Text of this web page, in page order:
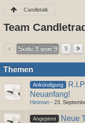
Candletalk
Team
Seite 1 von 9 9
Themen
Ankündigung
Neuanfang!
Hintman - 23.
Angepinnt Neue